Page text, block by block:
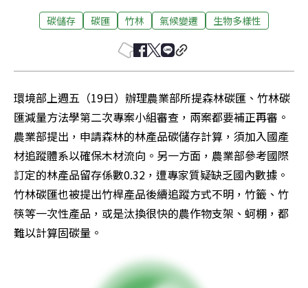
碳儲存 碳匯 竹林 氣候變遷 生物多樣性
環境部上週五（19日）辦理農業部所提森林碳匯、竹林碳
匯減量方法學第二次專案小組審查，兩案都要補正再審。
農業部提出，申請森林的林產品碳儲存計算，須加入國產
材追蹤體系以確保木材流向。另一方面，農業部參考國際
訂定的林產品留存係數0.32，遭專家質疑缺乏國內數據。
竹林碳匯也被提出竹桿產品後續追蹤方式不明，竹籤、竹
筷等一次性產品，或是汰換很快的農作物支架、蚵棚，都
難以計算固碳量。